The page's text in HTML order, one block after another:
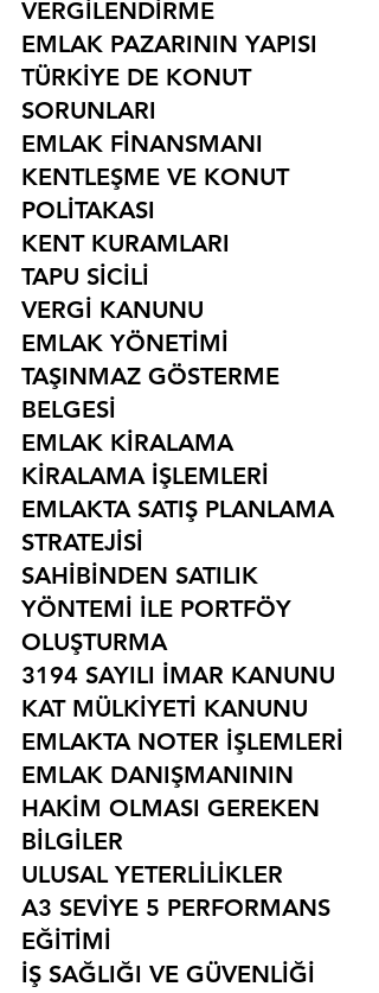
VERGİLENDİRME
EMLAK PAZARININ YAPISI
TÜRKİYE DE KONUT
SORUNLARI
EMLAK FİNANSMANI
KENTLEŞME VE KONUT
POLİTAKASI
KENT KURAMLARI
TAPU SİCİLİ
VERGİ KANUNU
EMLAK YÖNETİMİ
TAŞINMAZ GÖSTERME
BELGESİ
EMLAK KİRALAMA
KİRALAMA İŞLEMLERİ
EMLAKTA SATIŞ PLANLAMA
STRATEJİSİ
SAHİBİNDEN SATILIK
YÖNTEMİ İLE PORTFÖY
OLUŞTURMA
3194 SAYILI İMAR KANUNU
KAT MÜLKİYETİ KANUNU
EMLAKTA NOTER İŞLEMLERİ
EMLAK DANIŞMANININ
HAKİM OLMASI GEREKEN
BİLGİLER
ULUSAL YETERLİLİKLER
A3 SEVİYE 5 PERFORMANS
EĞİTİMİ
İŞ SAĞLIĞI VE GÜVENLİĞİ